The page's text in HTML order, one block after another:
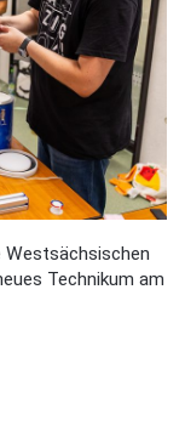
Technikum am